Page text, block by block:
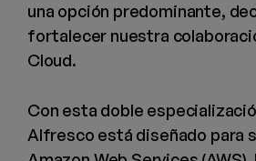
una opción predominante,
fortalecer nuestra
Cloud.
Con esta doble
Alfresco está diseñado para